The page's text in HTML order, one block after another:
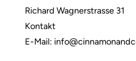
Richard Wagnerstrasse 31
Kontakt
E-Mail: